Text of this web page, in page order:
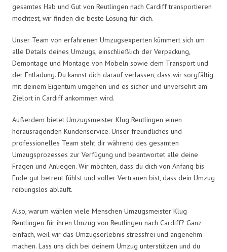
gesamtes Hab und Gut von Reutlingen nach Cardiff transportieren
möchtest, wir finden die beste Lösung für dich.
Unser Team von erfahrenen Umzugsexperten kümmert sich um
alle Details deines Umzugs, einschließlich der Verpackung,
Demontage und Montage von Möbeln sowie dem Transport und
der Entladung. Du kannst dich darauf verlassen, dass wir sorgfältig
mit deinem Eigentum umgehen und es sicher und unversehrt am
Zielort in Cardiff ankommen wird.
Außerdem bietet Umzugsmeister Klug Reutlingen einen
herausragenden Kundenservice. Unser freundliches und
professionelles Team steht dir während des gesamten
Umzugsprozesses zur Verfügung und beantwortet alle deine
Fragen und Anliegen. Wir möchten, dass du dich von Anfang bis
Ende gut betreut fühlst und voller Vertrauen bist, dass dein Umzug
reibungslos abläuft.
Also, warum wählen viele Menschen Umzugsmeister Klug
Reutlingen für ihren Umzug von Reutlingen nach Cardiff? Ganz
einfach, weil wir das Umzugserlebnis stressfrei und angenehm
machen. Lass uns dich bei deinem Umzug unterstützen und du